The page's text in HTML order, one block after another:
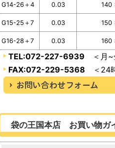
G14-26＋4 0.03 140
G15-25＋7 0.03 150
G16-28＋7 0.03 160
TEL:072-227-6939 ＜月~
FAX:072-229-5368 ＜24
袋の王国本店 お買い物ガ